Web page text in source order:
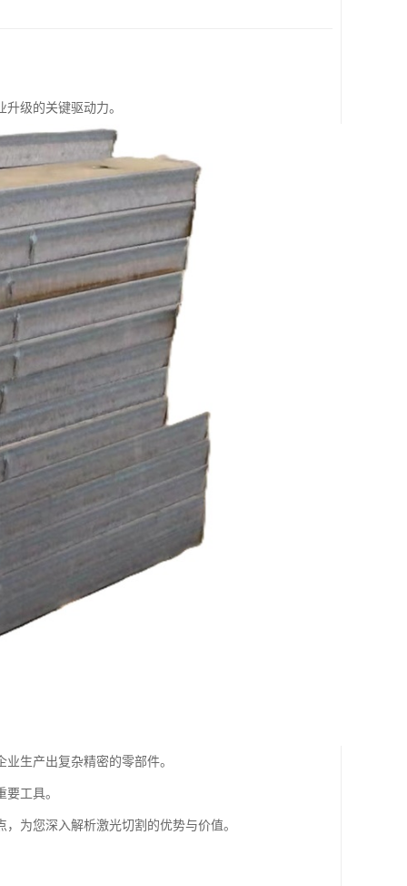
级的关键驱动力。
生产出复杂精密的零部件。
工具。
为您深入解析激光切割的优势与价值。